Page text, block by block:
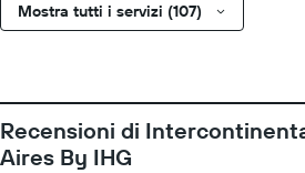
Mostra tutti i servizi (107)
Recensioni di
Aires By IHG